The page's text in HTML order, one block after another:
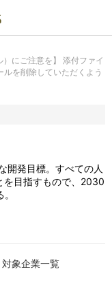
）にご注意を】 添付ファイ
を削除していただくよう
開発目標。すべての人
を目指すもので、2030
対象企業一覧